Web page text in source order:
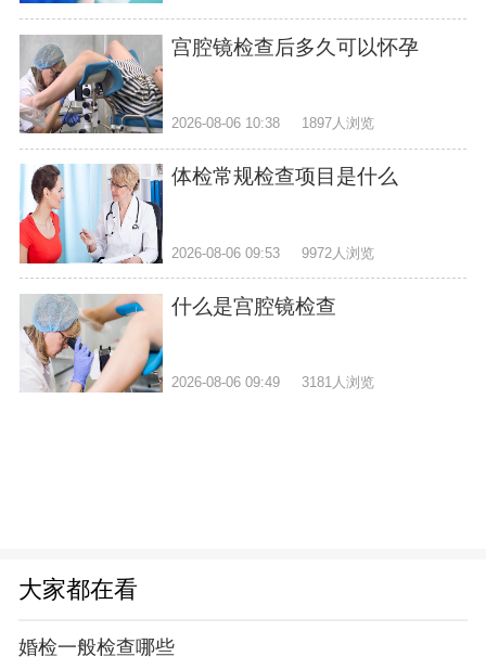
宫腔镜检查后多久可以怀孕
2026-08-06 10:38 1897人浏览
体检常规检查项目是什么
2026-08-06 09:53 9972人浏览
什么是宫腔镜检查
2026-08-06 09:49 3181人浏览
大家都在看
婚检一般检查哪些